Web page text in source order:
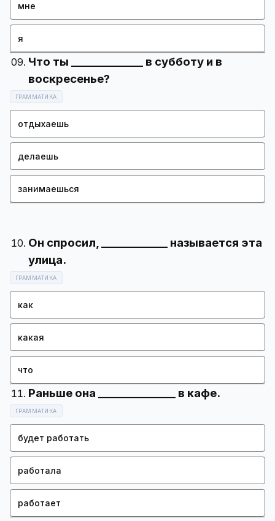
мне
я
Что ты _____________ в субботу и в
ГРАММАТИКА
отдыхаешь
делаешь
занимаешься
Он спросил, ____________ называется эта
ГРАММАТИКА
как
какая
что
ГРАММАТИКА
будет работать
работала
работает